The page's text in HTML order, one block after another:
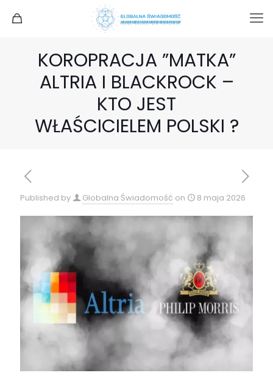
KOROPRACJA ”MATKA”
ALTRIA I BLACKROCK –
KTO JEST
WŁAŚCICIELEM POLSKI ?
Published by Globalna Świadomość on 8 maja 2026